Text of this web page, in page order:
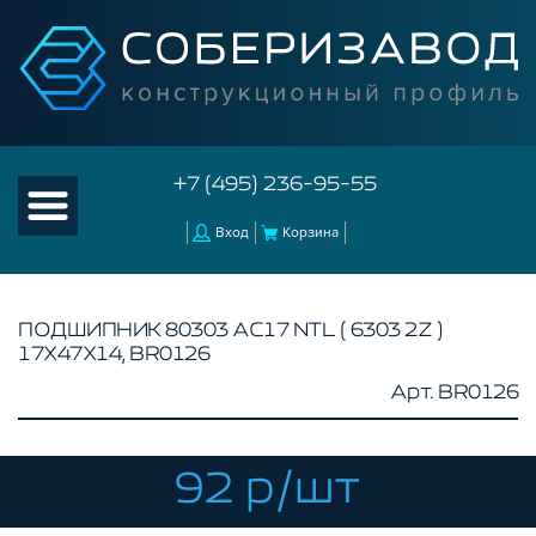
+7 (495) 236-95-55
Вход Корзина
КАТАЛОГ ТОВАРОВ
КОНСТРУКЦИОННЫЙ ПРОФИЛЬ
КОМПЛЕКТУЮЩИЕ К ЧПУ
АКСЕССУАРЫ ДЛЯ V-ПАЗА
ПОДШИПНИК 80303 АС17 NTL ( 6303 2Z )
17Х47Х14, BR0126
Арт. BR0126
92 р/шт